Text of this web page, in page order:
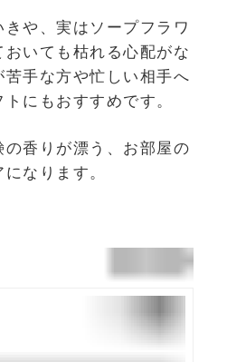
や、実はソープフラワ
いても枯れる心配がな
手な方や忙しい相手へ
にもおすすめです。
香りが漂う、お部屋の
なります。